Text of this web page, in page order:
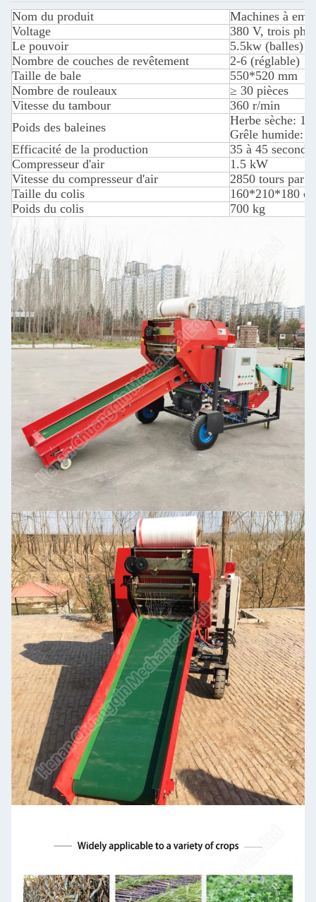
Nom du produit
Machines à
Voltage
380 V, trois
Le pouvoir
5.5kw (balles)
Nombre de couches de revêtement
2-6 (réglable)
Taille de bale
550*520 mm
Nombre de rouleaux
≥ 30 pièces
Vitesse du tambour
360 r/min
Poids des baleines
Herbe sèche:
Grêle humide:
Efficacité de la production
35 à 45
Compresseur d'air
1.5 kW
Vitesse du compresseur d'air
2850 tours par
Taille du colis
160*210*180
Poids du colis
700 kg